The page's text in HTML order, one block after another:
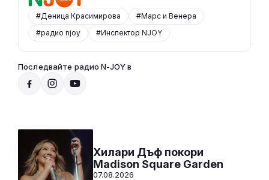
#Деница Красимирова
#Марс и Венера
#радио njoy
#Инспектор NJOY
Последвайте радио N-JOY в
СЛУШАЙ
15:00 - 20:00
Хилари Дъф покори
Madison Square Garden
07.08.2026